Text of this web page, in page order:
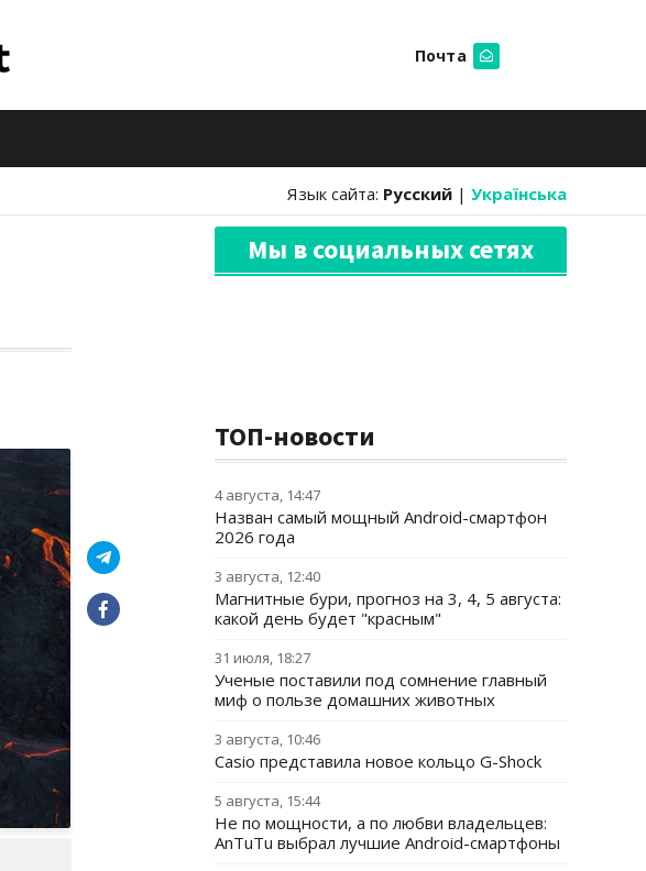
Почта
Язык сайта: Русский | Українська
Мы в социальных сетях
ТОП-новости
4 августа, 14:47
Назван самый мощный Android-смартфон
2026 года
3 августа, 12:40
Магнитные бури, прогноз на 3, 4, 5 августа:
какой день будет "красным"
31 июля, 18:27
Ученые поставили под сомнение главный
миф о пользе домашних животных
3 августа, 10:46
Casio представила новое кольцо G-Shock
5 августа, 15:44
Не по мощности, а по любви владельцев:
AnTuTu выбрал лучшие Android-смартфоны